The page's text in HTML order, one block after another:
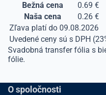
Bežná cena
0.69 €
Naša cena
0.26 €
Zľava platí do 09.08.2026
Uvedené ceny sú s DPH
Svadobná transfer fólia s
fólie.
O spoločnosti